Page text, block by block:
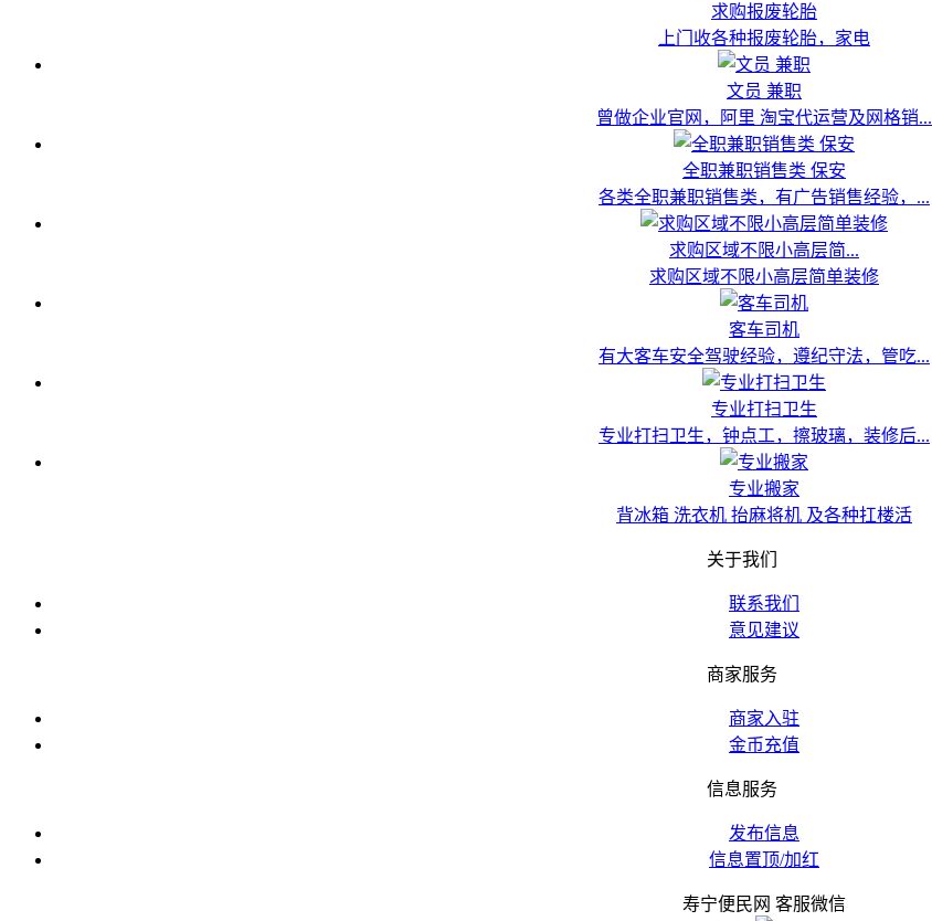
求购报废轮胎
上门收各种报废轮胎，家电
文员 兼职
曾做企业官网，阿里 淘宝代运营及网格销...
全职兼职销售类 保安
各类全职兼职销售类，有广告销售经验，...
求购区域不限小高层简...
求购区域不限小高层简单装修
客车司机
有大客车安全驾驶经验，遵纪守法，管吃...
专业打扫卫生
专业打扫卫生，钟点工，擦玻璃，装修后...
专业搬家
背冰箱 洗衣机 抬麻将机 及各种扛楼活
关于我们
联系我们
意见建议
商家服务
商家入驻
金币充值
信息服务
发布信息
信息置顶/加红
寿宁便民网 客服微信